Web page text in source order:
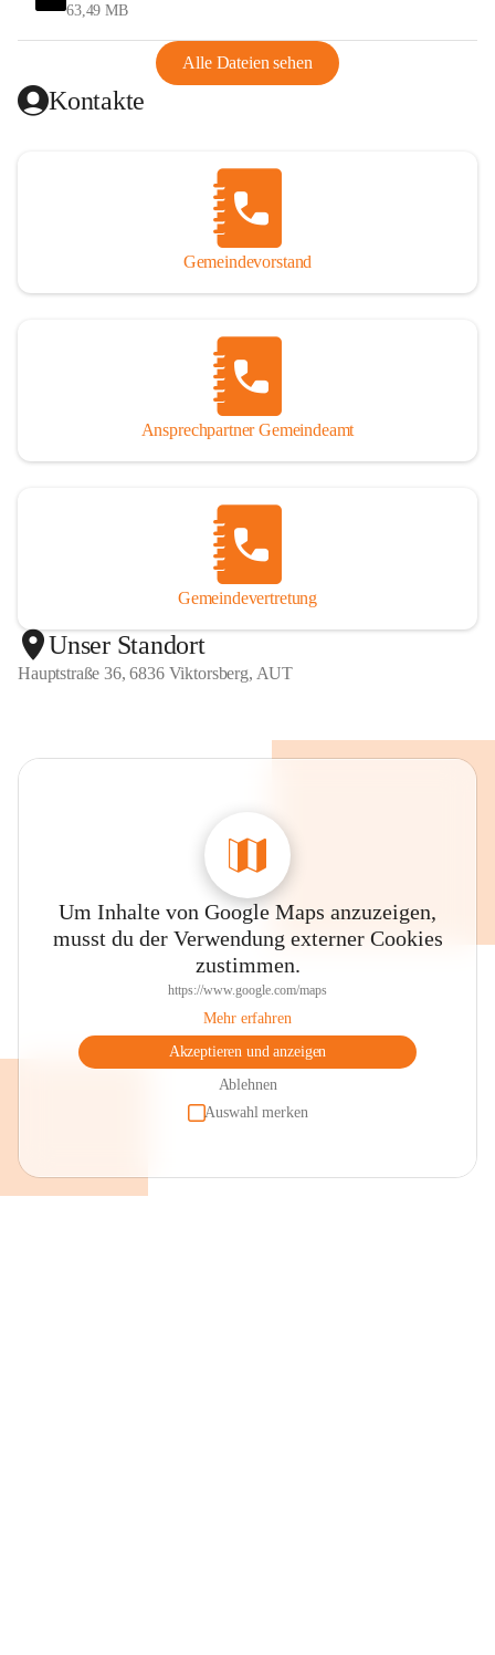
63,49 MB
Alle Dateien sehen
Kontakte
Gemeindevorstand
Ansprechpartner Gemeindeamt
Gemeindevertretung
Unser Standort
Hauptstraße 36, 6836 Viktorsberg, AUT
Um Inhalte von Google Maps anzuzeigen,
musst du der Verwendung externer Cookies
zustimmen.
https://www.google.com/maps
Mehr erfahren
Akzeptieren und anzeigen
Ablehnen
Auswahl merken